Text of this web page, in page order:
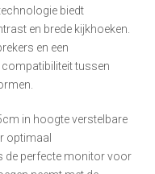
biedt
en brede kijkhoeken.
en een
tussen
in hoogte verstelbare
optimaal
de perfecte monitor voor